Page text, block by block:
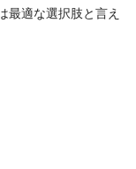
最適な選択肢と言え